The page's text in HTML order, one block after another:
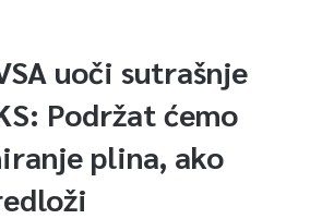
uoči sutrašnje
Podržat ćemo
plina, ako